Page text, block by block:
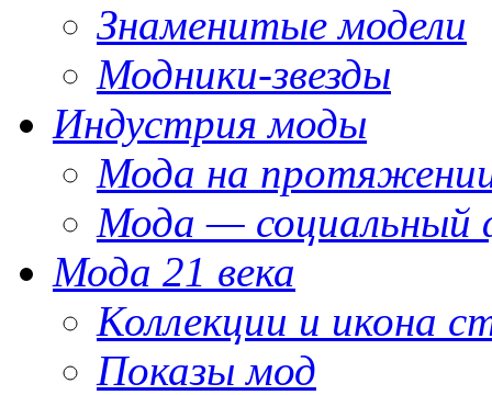
Знаменитые модели
Модники-звезды
Индустрия моды
Мода на
Мода — социальный
Мода 21 века
Коллекции и икона
Показы мод